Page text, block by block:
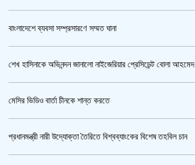
‘জুলাই গণঅভ্যুত্থান স্মৃতি জাদুঘর’ উদ্বোধন করলেন প্রধানমন্ত্রী
বাংলাদেশে ব্যবসা সম্প্রসারণে সম্মত ঘানা
শেখ হাসিনাকে অভিনন্দন জানালো নাইজেরিয়ার প্রেসিডেন্ট বোলা আহমেদ
মেসির ভিডিও বার্তা চীনকে শান্ত করতে
প্রধানমন্ত্রী নারী উদ্যোক্তা তৈরিতে বিশ্বব্যাংকের বিশেষ তহবিল চান